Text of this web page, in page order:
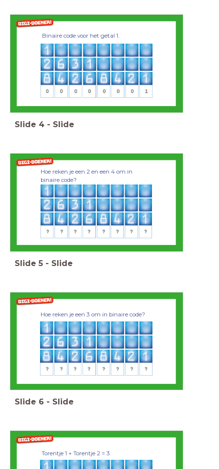
Binaire code voor het getal 1.
Slide 4 - Slide
Hoe reken je een 2 en een 4 om in
binaire code?
Slide 5 - Slide
Hoe reken je een 3 om in binaire code?
Slide 6 - Slide
Torentje 1 + Torentje 2 = 3